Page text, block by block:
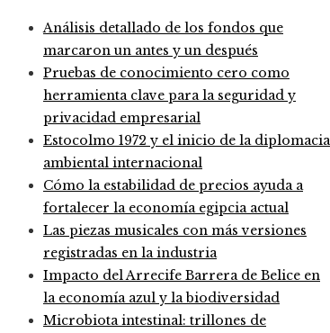
Análisis detallado de los fondos que
marcaron un antes y un después
Pruebas de conocimiento cero como
herramienta clave para la seguridad y
privacidad empresarial
Estocolmo 1972 y el inicio de la diplomacia
ambiental internacional
Cómo la estabilidad de precios ayuda a
fortalecer la economía egipcia actual
Las piezas musicales con más versiones
registradas en la industria
Impacto del Arrecife Barrera de Belice en
la economía azul y la biodiversidad
Microbiota intestinal: trillones de